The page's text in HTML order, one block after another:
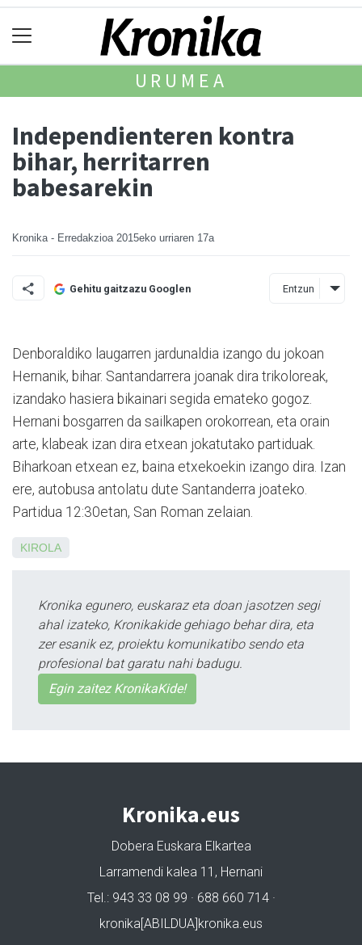
URUMEA
Independienteren kontra
bihar, herritarren
babesarekin
Kronika - Erredakzioa 2015eko urriaren 17a
Gehitu gaitzazu Googlen Entzun
Denboraldiko laugarren jardunaldia izango du jokoan
Hernanik, bihar. Santandarrera joanak dira trikoloreak,
izandako hasiera bikainari segida emateko gogoz.
Hernani bosgarren da sailkapen orokorrean, eta orain
arte, klabeak izan dira etxean jokatutako partiduak.
Biharkoan etxean ez, baina etxekoekin izango dira. Izan
ere, autobusa antolatu dute Santanderra joateko.
Partidua 12:30etan, San Roman zelaian.
KIROLA
Kronika egunero, euskaraz eta doan jasotzen segi
ahal izateko, Kronikakide gehiago behar dira, eta
zer esanik ez, proiektu komunikatibo sendo eta
profesional bat garatu nahi badugu.
Egin zaitez KronikaKide!
Kronika.eus
Dobera Euskara Elkartea
Larramendi kalea 11, Hernani
Tel.: 943 33 08 99 · 688 660 714 ·
kronika[ABILDUA]kronika.eus